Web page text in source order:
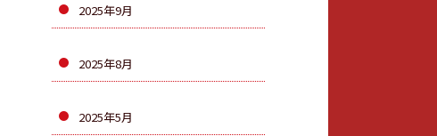
2025年9月
2025年8月
2025年5月